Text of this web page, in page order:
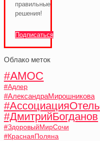
правильные
решения!
Подписаться
Облако меток
#АМОС
#Адлер
#АлександраМирошникова
#ДмитрийБогданов
#ЗдоровыйМирСочи
#КраснаяПоляна